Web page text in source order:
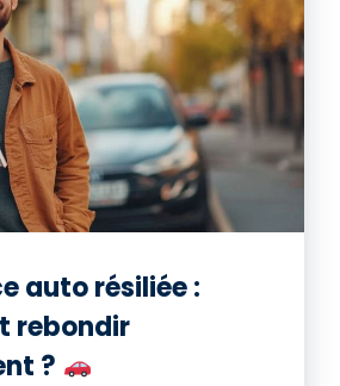
auto résiliée :
rebondir
?